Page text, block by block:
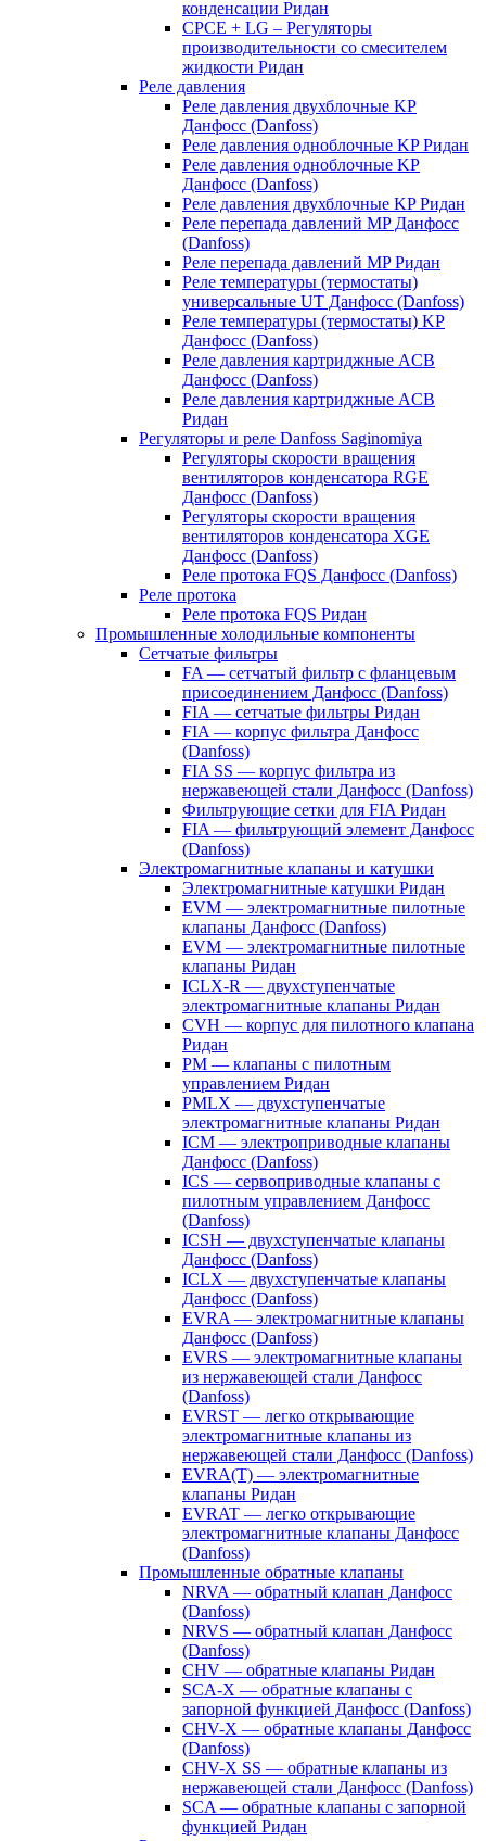
конденсации Ридан
CPCE + LG – Регуляторы
производительности со смесителем
жидкости Ридан
Реле давления
Реле давления двухблочные KP
Данфосс (Danfoss)
Реле давления одноблочные KP Ридан
Реле давления одноблочные KP
Данфосс (Danfoss)
Реле давления двухблочные KP Ридан
Реле перепада давлений MP Данфосс
(Danfoss)
Реле перепада давлений MP Ридан
Реле температуры (термостаты)
универсальные UT Данфосс (Danfoss)
Реле температуры (термостаты) KP
Данфосс (Danfoss)
Реле давления картриджные ACB
Данфосс (Danfoss)
Реле давления картриджные ACB
Ридан
Регуляторы и реле Danfoss Saginomiya
Регуляторы скорости вращения
вентиляторов конденсатора RGE
Данфосс (Danfoss)
Регуляторы скорости вращения
вентиляторов конденсатора XGE
Данфосс (Danfoss)
Реле протока FQS Данфосс (Danfoss)
Реле протока
Реле протока FQS Ридан
Промышленные холодильные компоненты
Сетчатые фильтры
FA — сетчатый фильтр с фланцевым
присоединением Данфосс (Danfoss)
FIA — сетчатые фильтры Ридан
FIA — корпус фильтра Данфосс
(Danfoss)
FIA SS — корпус фильтра из
нержавеющей стали Данфосс (Danfoss)
Фильтрующие сетки для FIA Ридан
FIA — фильтрующий элемент Данфосс
(Danfoss)
Электромагнитные клапаны и катушки
Электромагнитные катушки Ридан
EVM — электромагнитные пилотные
клапаны Данфосс (Danfoss)
EVM — электромагнитные пилотные
клапаны Ридан
ICLX-R — двухступенчатые
электромагнитные клапаны Ридан
CVH — корпус для пилотного клапана
Ридан
PM — клапаны с пилотным
управлением Ридан
PMLX — двухступенчатые
электромагнитные клапаны Ридан
ICM — электроприводные клапаны
Данфосс (Danfoss)
ICS — сервоприводные клапаны с
пилотным управлением Данфосс
(Danfoss)
ICSH — двухступенчатые клапаны
Данфосс (Danfoss)
ICLX — двухступенчатые клапаны
Данфосс (Danfoss)
EVRA — электромагнитные клапаны
Данфосс (Danfoss)
EVRS — электромагнитные клапаны
из нержавеющей стали Данфосс
(Danfoss)
EVRST — легко открывающие
электромагнитные клапаны из
нержавеющей стали Данфосс (Danfoss)
EVRA(T) — электромагнитные
клапаны Ридан
EVRAT — легко открывающие
электромагнитные клапаны Данфосс
(Danfoss)
Промышленные обратные клапаны
NRVA — обратный клапан Данфосс
(Danfoss)
NRVS — обратный клапан Данфосс
(Danfoss)
CHV — обратные клапаны Ридан
SCA-X — обратные клапаны с
запорной функцией Данфосс (Danfoss)
CHV-X — обратные клапаны Данфосс
(Danfoss)
CHV-X SS — обратные клапаны из
нержавеющей стали Данфосс (Danfoss)
SCA — обратные клапаны с запорной
функцией Ридан